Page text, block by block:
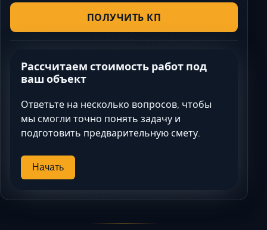
ПОЛУЧИТЬ КП
Рассчитаем стоимость работ под
ваш объект
Ответьте на несколько вопросов, чтобы
мы смогли точно понять задачу и
подготовить предварительную смету.
Начать